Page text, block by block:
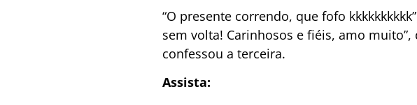
“O presente correndo, que fofo
sem volta! Carinhosos e fiéis, amo
confessou a terceira.
Assista: